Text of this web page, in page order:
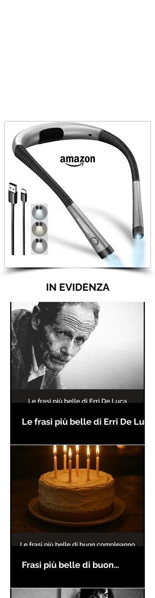
IN EVIDENZA
Le frasi più belle di Erri De Luca
Frasi più belle di buon